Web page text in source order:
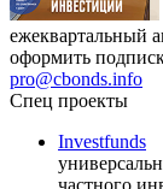
ежеквартальный
оформить
pro@cbonds.info
Спец проекты
Investfunds